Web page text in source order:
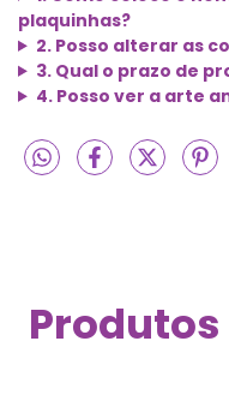
plaquinhas?
2. Posso alterar as
3. Qual o prazo de
4. Posso ver a arte